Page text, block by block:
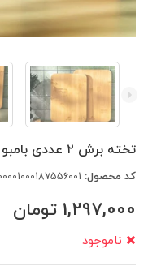
تخته برش ۲ عددی بامبو امسان آرن
کد محصول:
1,297,000 تومان
ناموجود